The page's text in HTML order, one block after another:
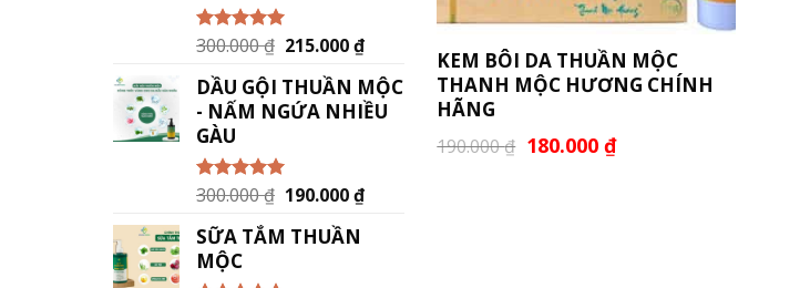
Được xếp
5.005
sao
300.000₫ 215.000₫
DẦU GỘI THUẦN MỘC
- NẤM NGỨA NHIỀU
GÀU
Được xếp
5.005
sao
300.000₫ 190.000₫
SỮA TẮM THUẦN
MỘC
KEM BÔI DA THUẦN MỘC
THANH MỘC HƯƠNG CHÍNH
HÃNG
190.000₫ 180.000₫